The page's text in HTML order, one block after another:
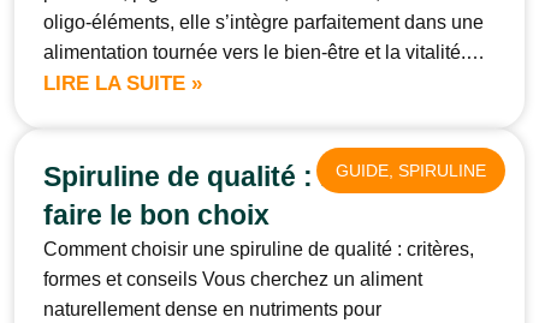
oligo-éléments, elle s’intègre parfaitement dans une
alimentation tournée vers le bien-être et la vitalité.…
LIRE LA SUITE »
GUIDE, SPIRULINE
Spiruline de qualité : le guide pour
faire le bon choix
Comment choisir une spiruline de qualité : critères,
formes et conseils Vous cherchez un aliment
naturellement dense en nutriments pour